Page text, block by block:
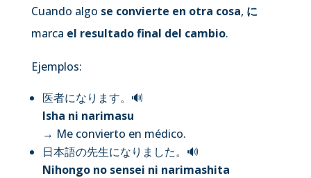
Cuando algo se convierte en otra cosa, に
marca el resultado final del cambio.
Ejemplos:
医者になります。 🔊
Isha ni narimasu
→ Me convierto en médico.
日本語の先生になりました。 🔊
Nihongo no sensei ni narimashita